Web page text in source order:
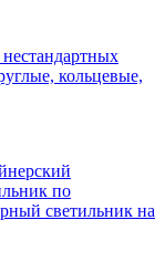
кольцевые,
по
светильник на